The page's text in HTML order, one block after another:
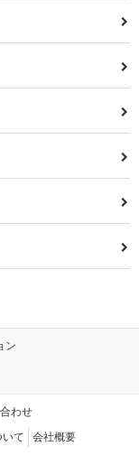
ン
わせ
て 会社概要